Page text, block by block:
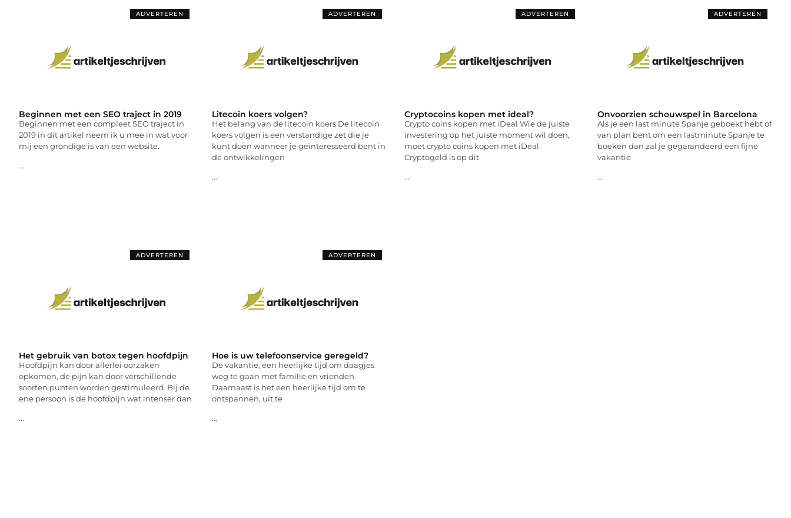
ADVERTEREN
Beginnen met een SEO traject in 2019
Beginnen met een compleet SEO traject in
2019 in dit artikel neem ik u mee in wat voor
mij een grondige is van een website.
...
ADVERTEREN
Litecoin koers volgen?
Het belang van de litecoin koers De litecoin
koers volgen is een verstandige zet die je
kunt doen wanneer je geïnteresseerd bent in
de ontwikkelingen
...
ADVERTEREN
Cryptocoins kopen met ideal?
Crypto coins kopen met iDeal Wie de juiste
investering op het juiste moment wil doen,
moet crypto coins kopen met iDeal.
Cryptogeld is op dit
...
ADVERTEREN
Onvoorzien schouwspel in Barcelona
Als je een last minute Spanje geboekt hebt of
van plan bent om een lastminute Spanje te
boeken dan zal je gegarandeerd een fijne
vakantie
...
ADVERTEREN
Het gebruik van botox tegen hoofdpijn
Hoofdpijn kan door allerlei oorzaken
opkomen, de pijn kan door verschillende
soorten punten worden gestimuleerd. Bij de
ene persoon is de hoofdpijn wat intenser dan
...
ADVERTEREN
Hoe is uw telefoonservice geregeld?
De vakantie, een heerlijke tijd om daagjes
weg te gaan met familie en vrienden.
Daarnaast is het een heerlijke tijd om te
ontspannen, uit te
...